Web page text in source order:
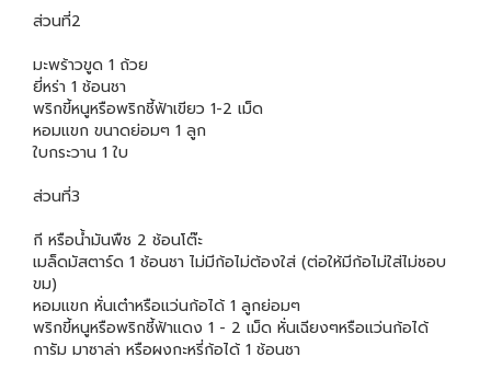
ส่วนที่2
มะพร้าวขูด 1 ถ้วย
ยี่หร่า 1 ช้อนชา
พริกขี้หนูหรือพริกชี้ฟ้าเขียว 1-2 เม็ด
หอมแขก ขนาดย่อมๆ 1 ลูก
ใบกระวาน 1 ใบ
ส่วนที่3
กี หรือน้ำมันพืช 2 ช้อนโต๊ะ
เมล็ดมัสตาร์ด 1 ช้อนชา ไม่มีก้อไม่ต้องใส่ (ต่อให้มีก้อไม่ใส่ไม่ชอบ
ขม)
หอมแขก หั่นเต๋าหรือแว่นก้อได้ 1 ลูกย่อมๆ
พริกขี้หนูหรือพริกชี้ฟ้าแดง 1 - 2 เม็ด หั่นเฉียงๆหรือแว่นก้อได้
การัม มาซาล่า หรือผงกะหรี่ก้อได้ 1 ช้อนชา